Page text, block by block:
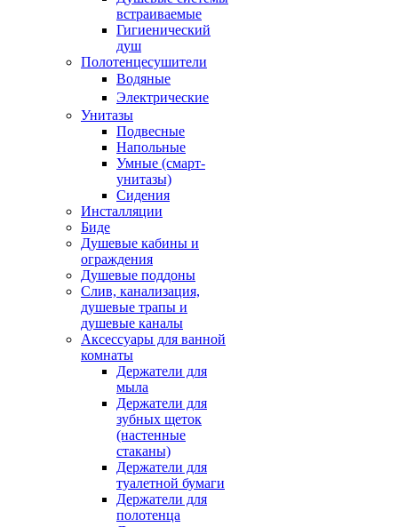
встраиваемые
Гигиенический
душ
Полотенцесушители
ㅤВодяные
ㅤЭлектрические
Унитазы
Подвесные
Напольные
Умные (смарт-
унитазы)
Сидения
Инсталляции
Биде
Душевые кабины и
ограждения
Душевые поддоны
Слив, канализация,
душевые трапы и
душевые каналы
Аксессуары для ванной
комнаты
Держатели для
мыла
Держатели для
зубных щеток
(настенные
стаканы)
Держатели для
туалетной бумаги
Держатели для
полотенца